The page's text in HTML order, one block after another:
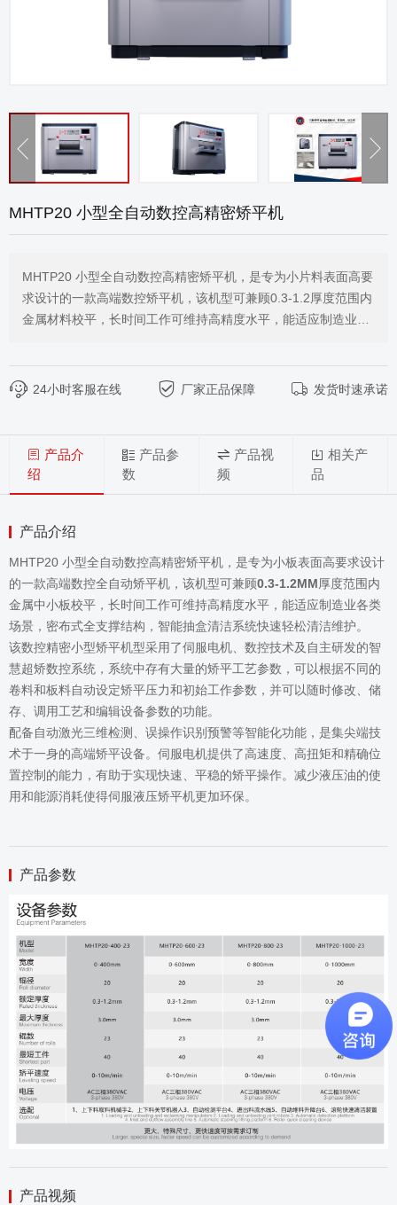
MHTP20 小型全自动数控高精密矫平机
MHTP20 小型全自动数控高精密矫平机，是专为小片料表面高要
求设计的一款高端数控矫平机，该机型可兼顾0.3-1.2厚度范围内
金属材料校平，长时间工作可维持高精度水平，能适应制造业各
24小时客服在线
厂家正品保障 发货时速承诺
产品介
绍
产品参
数
产品视
频
相关产
品
产品介绍
MHTP20 小型全自动数控高精密矫平机，是专为小板表面高要求设计
的一款高端数控全自动矫平机，该机型可兼顾0.3-1.2MM厚度范围内
金属中小板校平，长时间工作可维持高精度水平，能适应制造业各类
场景，密布式全支撑结构，智能抽盒清洁系统快速轻松清洁维护。
该数控精密小型矫平机型采用了伺服电机、数控技术及自主研发的智
慧超矫数控系统，系统中存有大量的矫平工艺参数，可以根据不同的
卷料和板料自动设定矫平压力和初始工作参数，并可以随时修改、储
存、调用工艺和编辑设备参数的功能。
配备自动激光三维检测、误操作识别预警等智能化功能，是集尖端技
术于一身的高端矫平设备。伺服电机提供了高速度、高扭矩和精确位
置控制的能力，有助于实现快速、平稳的矫平操作。减少液压油的使
用和能源消耗使得伺服液压矫平机更加环保。
产品参数
产品视频